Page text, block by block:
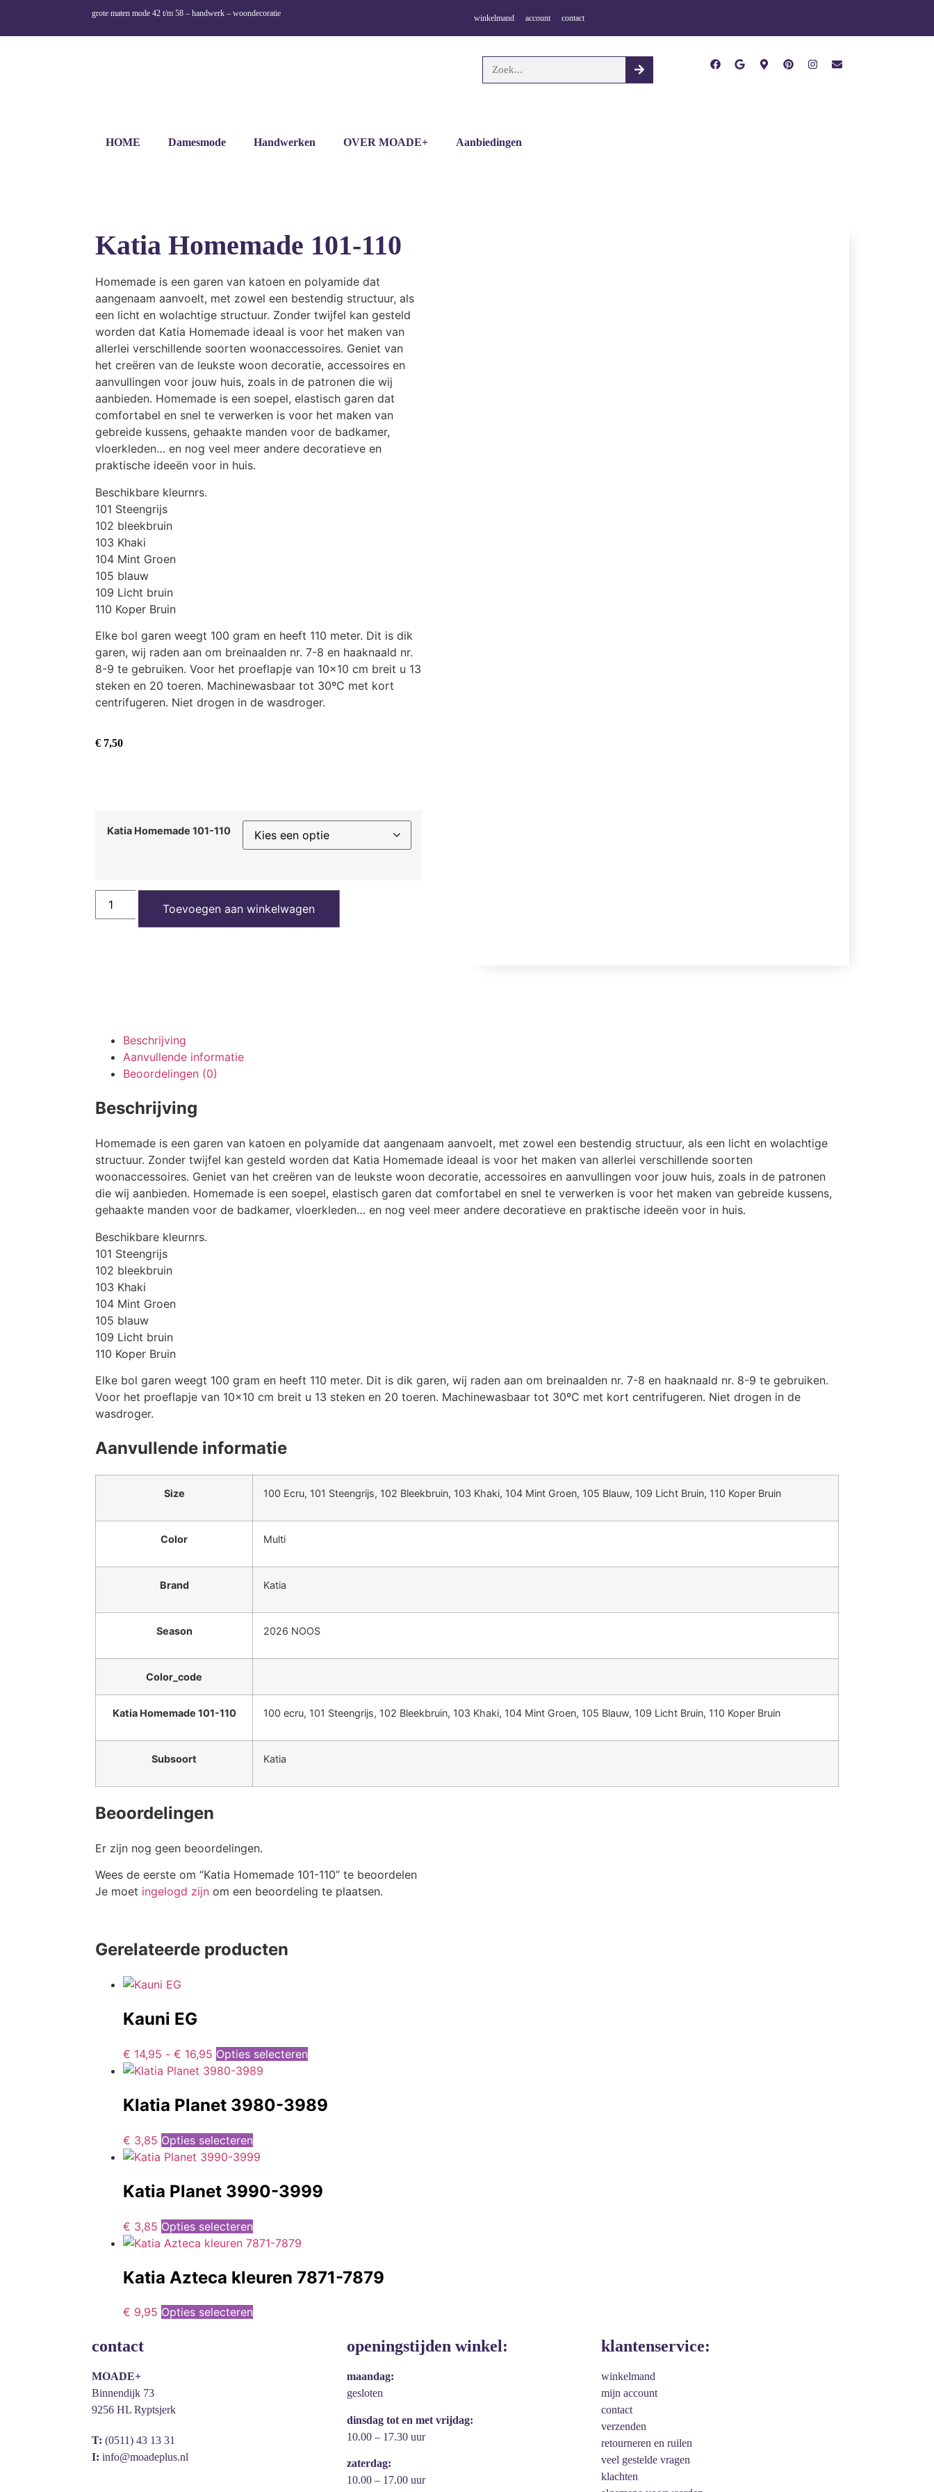
grote maten mode 42 t/m 58 – handwerk – woondecoratie
winkelmand account contact
HOME Damesmode Handwerken OVER MOADE+ Aanbiedingen
Katia Homemade 101-110
Homemade is een garen van katoen en polyamide dat
aangenaam aanvoelt, met zowel een bestendig structuur, als
een licht en wolachtige structuur. Zonder twijfel kan gesteld
worden dat Katia Homemade ideaal is voor het maken van
allerlei verschillende soorten woonaccessoires. Geniet van
het creëren van de leukste woon decoratie, accessoires en
aanvullingen voor jouw huis, zoals in de patronen die wij
aanbieden. Homemade is een soepel, elastisch garen dat
comfortabel en snel te verwerken is voor het maken van
gebreide kussens, gehaakte manden voor de badkamer,
vloerkleden… en nog veel meer andere decoratieve en
praktische ideeën voor in huis.
Beschikbare kleurnrs.
101 Steengrijs
102 bleekbruin
103 Khaki
104 Mint Groen
105 blauw
109 Licht bruin
110 Koper Bruin
Elke bol garen weegt 100 gram en heeft 110 meter. Dit is dik
garen, wij raden aan om breinaalden nr. 7-8 en haaknaald nr.
8-9 te gebruiken. Voor het proeflapje van 10×10 cm breit u 13
steken en 20 toeren. Machinewasbaar tot 30ºC met kort
centrifugeren. Niet drogen in de wasdroger.
€ 7,50
Katia Homemade 101-110
Toevoegen aan winkelwagen
Beschrijving
Aanvullende informatie
Beoordelingen (0)
Beschrijving
Homemade is een garen van katoen en polyamide dat aangenaam aanvoelt, met zowel een bestendig structuur, als een licht en wolachtige
structuur. Zonder twijfel kan gesteld worden dat Katia Homemade ideaal is voor het maken van allerlei verschillende soorten
woonaccessoires. Geniet van het creëren van de leukste woon decoratie, accessoires en aanvullingen voor jouw huis, zoals in de patronen
die wij aanbieden. Homemade is een soepel, elastisch garen dat comfortabel en snel te verwerken is voor het maken van gebreide kussens,
gehaakte manden voor de badkamer, vloerkleden… en nog veel meer andere decoratieve en praktische ideeën voor in huis.
Beschikbare kleurnrs.
101 Steengrijs
102 bleekbruin
103 Khaki
104 Mint Groen
105 blauw
109 Licht bruin
110 Koper Bruin
Elke bol garen weegt 100 gram en heeft 110 meter. Dit is dik garen, wij raden aan om breinaalden nr. 7-8 en haaknaald nr. 8-9 te gebruiken.
Voor het proeflapje van 10×10 cm breit u 13 steken en 20 toeren. Machinewasbaar tot 30ºC met kort centrifugeren. Niet drogen in de
wasdroger.
Aanvullende informatie
Size 100 Ecru, 101 Steengrijs, 102 Bleekbruin, 103 Khaki, 104 Mint Groen, 105 Blauw, 109 Licht Bruin, 110 Koper Bruin
Color Multi
Brand Katia
Season 2026 NOOS
Color_code
Katia Homemade 101-110 100 ecru, 101 Steengrijs, 102 Bleekbruin, 103 Khaki, 104 Mint Groen, 105 Blauw, 109 Licht Bruin, 110 Koper Bruin
Subsoort Katia
Beoordelingen
Er zijn nog geen beoordelingen.
Wees de eerste om “Katia Homemade 101-110” te beoordelen
Je moet ingelogd zijn om een beoordeling te plaatsen.
Gerelateerde producten
Kauni EG
€ 14,95 - € 16,95 Opties selecteren
Klatia Planet 3980-3989
€ 3,85 Opties selecteren
Katia Planet 3990-3999
€ 3,85 Opties selecteren
Katia Azteca kleuren 7871-7879
€ 9,95 Opties selecteren
contact
MOADE+
Binnendijk 73
9256 HL Ryptsjerk
T: (0511) 43 13 31
I: info@moadeplus.nl
openingstijden winkel:
maandag:
gesloten
dinsdag tot en met vrijdag:
10.00 – 17.30 uur
zaterdag:
10.00 – 17.00 uur
klantenservice:
winkelmand
mijn account
contact
verzenden
retourneren en ruilen
veel gestelde vragen
klachten